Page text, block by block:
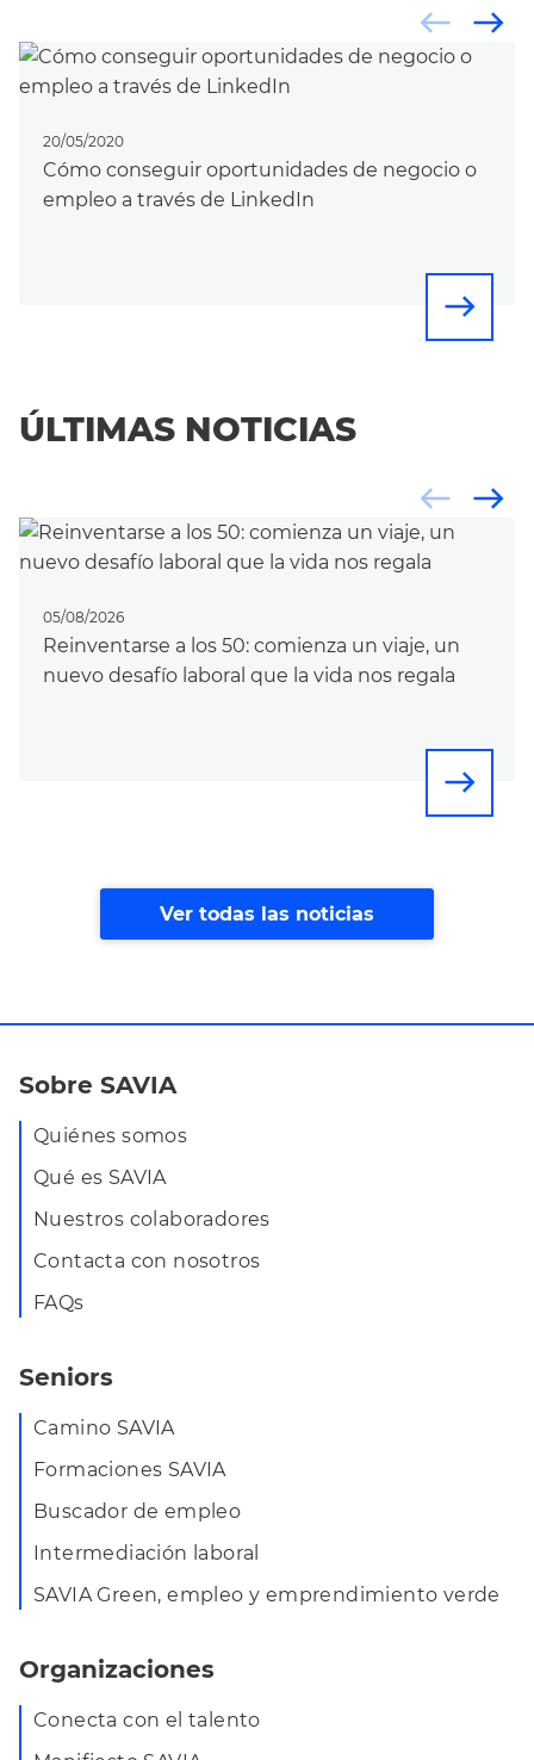
20/05/2020
Cómo conseguir oportunidades de negocio o
empleo a través de LinkedIn
east
east
west
ÚLTIMAS NOTICIAS
05/08/2026
Reinventarse a los 50: comienza un viaje, un
nuevo desafío laboral que la vida nos regala
east
east
west
Ver todas las noticias
Sobre SAVIA
Quiénes somos
Qué es SAVIA
Nuestros colaboradores
Contacta con nosotros
FAQs
Seniors
Camino SAVIA
Formaciones SAVIA
Buscador de empleo
Intermediación laboral
SAVIA Green, empleo y emprendimiento verde
Organizaciones
Conecta con el talento